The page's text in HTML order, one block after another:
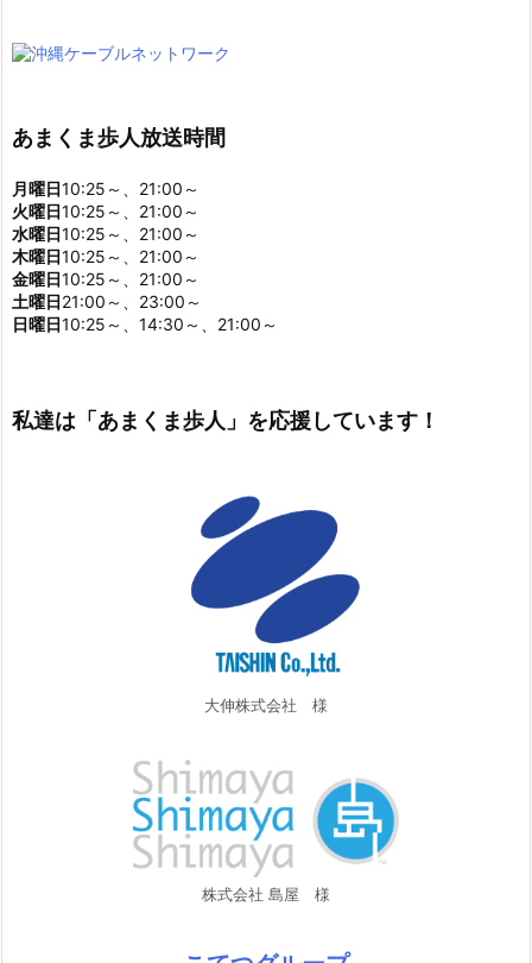
あまくま歩人放送時間
月曜日10:25～、21:00～
火曜日10:25～、21:00～
水曜日10:25～、21:00～
木曜日10:25～、21:00～
金曜日10:25～、21:00～
土曜日 21:00～、23:00～
日曜日10:25～、14:30～、21:00～
私達は「あまくま歩人」を応援しています！
大伸株式会社 様
株式会社 島屋 様